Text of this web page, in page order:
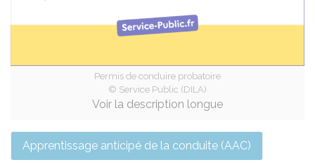
Permis de conduire probatoire
© Service Public (DILA)
Voir la description longue
Apprentissage anticipé de la conduite (AAC)